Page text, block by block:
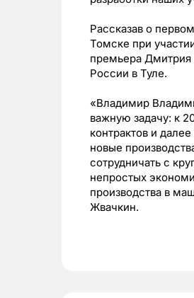
Рассказав о
Томске при
премьера Дмитрия
России в Туле.
«Владимир
важную задачу: к
контрактов и
новые
сотрудничать с
непростых
производства в
Жвачкин.